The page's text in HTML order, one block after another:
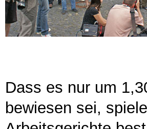
Dass es nur um
bewiesen sei,